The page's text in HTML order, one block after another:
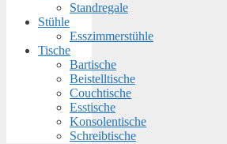
Standregale
Stühle
Esszimmerstühle
Tische
Bartische
Beistelltische
Couchtische
Esstische
Konsolentische
Schreibtische